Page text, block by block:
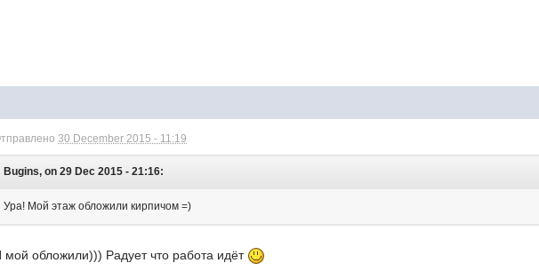
30 December 2015 - 11:19
Bugins, on 29 Dec 2015 - 21:16:
Ура! Мой этаж обложили кирпичом =)
мой обложили))) Радует что работа идёт